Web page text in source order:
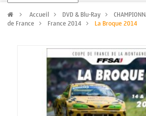
> Accueil > DVD & Blu-Ray >
de France > France 2014 > La Broque 2014